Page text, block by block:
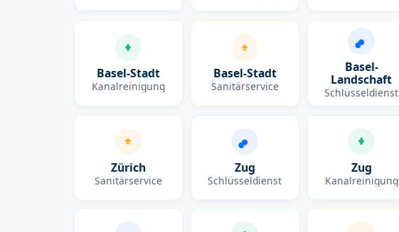
Basel-Stadt
Kanalreinigung
Basel-Stadt
Sanitärservice
Basel-
Landschaft
Schlüsseldienst
Zürich
Sanitärservice
Zug
Schlüsseldienst
Zug
Kanalreinigung